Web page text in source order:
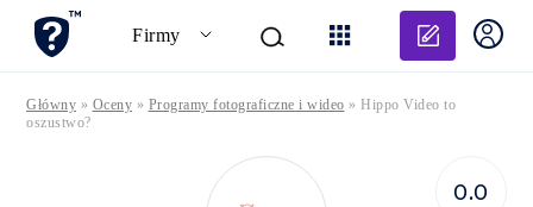
Firmy
Dodaj
Główny » Oceny » Programy fotograficzne i wideo » Hippo Video to
oszustwo?
0.0